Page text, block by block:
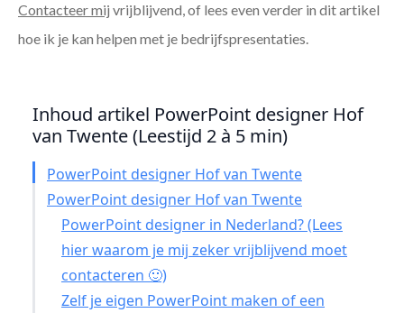
Contacteer mij vrijblijvend, of lees even verder in dit artikel
hoe ik je kan helpen met je bedrijfspresentaties.
Inhoud artikel PowerPoint designer Hof
van Twente (Leestijd 2 à 5 min)
PowerPoint designer Hof van Twente
PowerPoint designer Hof van Twente
PowerPoint designer in Nederland? (Lees
hier waarom je mij zeker vrijblijvend moet
contacteren 🙂)
Zelf je eigen PowerPoint maken of een